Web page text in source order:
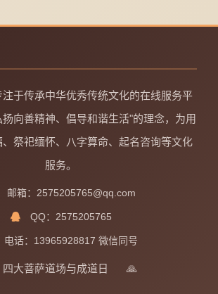
于传承中华优秀传统文化的在线服务平
向善精神、倡导和谐生活"的理念，为用
祭祀缅怀、八字算命、起名咨询等文化
服务。
邮箱：2575205765@qq.com
QQ：2575205765
电话：13965928817 微信同号
四大菩萨道场与成道日 🙏